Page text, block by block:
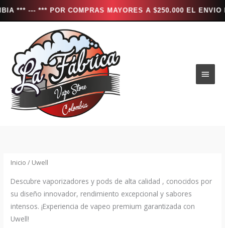
*** POR COMPRAS MAYORES A $250.000 EL ENVIO ES
contenido
Inicio / Uwell
Descubre vaporizadores y pods de alta calidad , conocidos por
su diseño innovador, rendimiento excepcional y sabores
intensos. ¡Experiencia de vapeo premium garantizada con
Uwell!